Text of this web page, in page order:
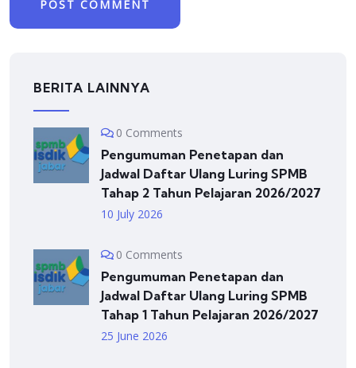
BERITA LAINNYA
0 Comments
Pengumuman Penetapan dan
Jadwal Daftar Ulang Luring SPMB
Tahap 2 Tahun Pelajaran 2026/2027
10 July 2026
0 Comments
Pengumuman Penetapan dan
Jadwal Daftar Ulang Luring SPMB
Tahap 1 Tahun Pelajaran 2026/2027
25 June 2026